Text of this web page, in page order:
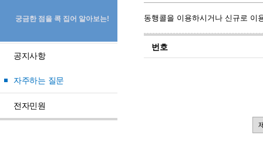
궁금한 점을 콕 집어 알아보는!
공지사항
자주하는 질문
전자민원
동행콜을 이용하시거나 신규로 이
번호